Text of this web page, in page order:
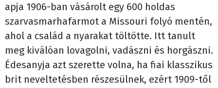
apja 1906-ban vásárolt egy 600 holdas
szarvasmarhafarmot a Missouri folyó mentén,
ahol a család a nyarakat töltötte. Itt tanult
meg kiválóan lovagolni, vadászni és horgászni.
Édesanyja azt szerette volna, ha fiai klasszikus
brit neveltetésben részesülnek, ezért 1909-től